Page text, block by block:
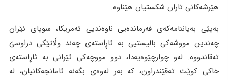
هێرشەکانی تاران شکستیان هێناوە.
بەپێی بەیاننامەکەی فەرماندەیی ناوەندیی ئەمریکا، سوپای ئێران
چەندین مووشەکی بالیستیی بە ئاڕاستەی چەند وڵاتێکی دراوسێ
تەقاندووە. لەو چوارچێوەیەدا، دوو مووچەکی ئێرانی بە ئاڕاستەی
خاکی کوێت تەقێندراون، کە بەر لەوەی بگەنە ئامانجەکانیان، لە